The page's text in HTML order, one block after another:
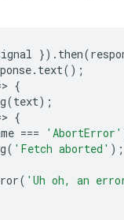
}). then(
. text();
> {
(text);
> {
=== 'AbortError'
( 'Fetch aborted' );
( 'Uh oh, an